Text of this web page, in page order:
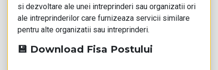
si dezvoltare ale unei intreprinderi sau organizatii ori
ale intreprinderilor care furnizeaza servicii similare
pentru alte organizatii sau intreprinderi.
💾 Download Fisa Postului